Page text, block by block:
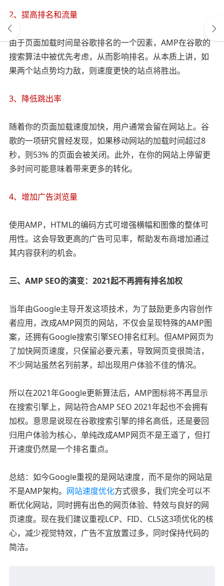
2、提高排名和流量
由于页面加载时间是谷歌排名的一个因素，AMP在谷歌的
搜索算法中被优先考虑，从而影响排名。从本质上讲，如
果两个站点势均力敌，则速度更快的站点将胜出。
3、降低跳出率
随着你的页面加载速度加快，用户通常会留在网站上。谷
歌的一项研究曾经发现，如果移动网站的加载时间超过8
秒，则53% 的页面会被关闭。此外，在你的网站上停留更
多时间可能意味着带来更多的转化。
4、增加广告浏览量
使用AMP，HTML的编码方式可增强横幅和图像的整体可
用性。这会导致更高的广告可见率，帮助发布商增加通过
其内容获利的机会。
三、AMP SEO的演变：2021起不再拥有排名加权
当年由Google主导开发这项技术，为了鼓励更多内容创作
者应用，改成AMP网页的网站，不仅会呈现特殊的AMP图
案，还拥有Google搜索引擎SEO排名红利。但AMP网页为
了加快网页速度，只保留必要元素，导致网页变很简洁，
不少网站虽然名列前茅，却出现用户体验不佳的情况。
所以在2021年Google更新算法后，AMP图标将不再显示
在搜索引擎上，网站符合AMP SEO 2021年起也不会拥有
加权。意思是说现在谷歌搜索引擎的排名高低，还是要回
归用户体验为核心，单纯改成AMP网页不是王道了，但打
开速度仍然是一个排名重点。
总结：如今Google重视的是网站速度，而不是你的网站是
不是AMP架构。 网站速度优化方式很多，我们完全可以不
断优化网站，同时拥有出色的网页体验、特效与良好的网
页速度。现在我们建议重视LCP、FID、CLS这3项优化的核
心，减少视觉特效，广告不宜放置过多，同时保持代码的
简洁。